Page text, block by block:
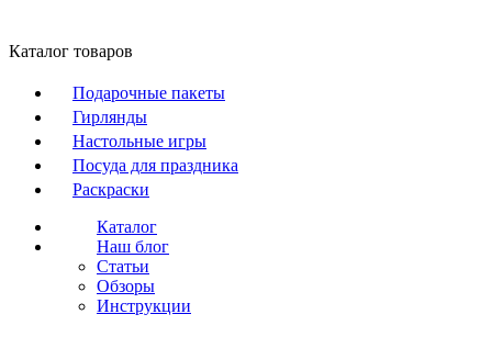
Каталог товаров
Подарочные пакеты
Гирлянды
Настольные игры
Посуда для праздника
Раскраски
Каталог
Наш блог
Статьи
Обзоры
Инструкции